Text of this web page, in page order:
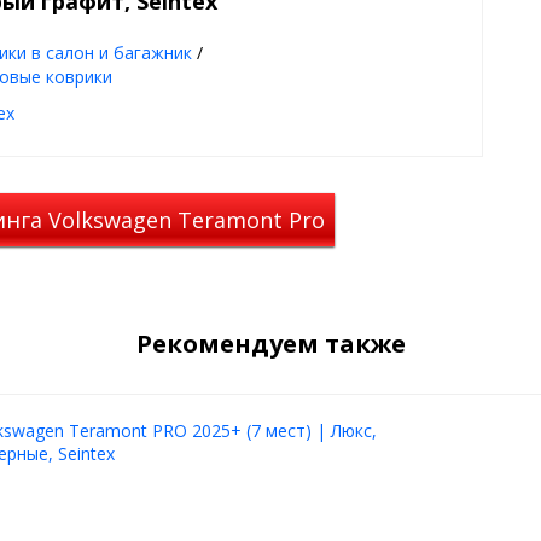
верх,
под оригинальный
пола авто
- лето, осень,
просты в уходе
сочетание
в салон и багажник /
коврики
Volkswagen Teramont Pro
Рекомендуем также
Teramont PRO 2025+ (7 мест) | Люкс,
Seintex